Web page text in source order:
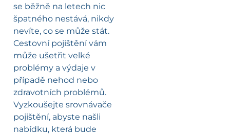
se běžně na letech nic
špatného nestává, nikdy
nevíte, co se může stát.
Cestovní pojištění vám
může ušetřit velké
problémy a výdaje v
případě nehod nebo
zdravotních problémů.
Vyzkoušejte srovnávače
pojištění, abyste našli
nabídku, která bude